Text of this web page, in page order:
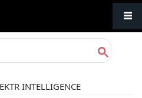
INTELLIGENCE